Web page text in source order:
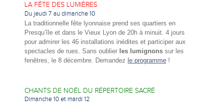
LA FÊTE DES LUMIÈRES
Du jeudi 7 au dimanche 10
La traditionnelle fête lyonnaise prend ses quartiers en
Presqu’île et dans le Vieux Lyon de 20h à minuit. 4 jours
pour admirer les 46 installations inédites et participer aux
spectacles de rues. Sans oublier les lumignons sur les
fenêtres, le 8 décembre. Demandez le programme !
CHANTS DE NOËL DU RÉPERTOIRE SACRÉ
Dimanche 10 et mardi 12